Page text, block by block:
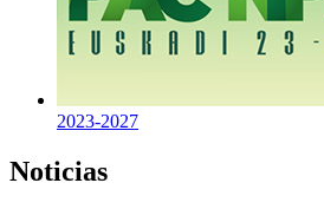
2023-2027
Noticias